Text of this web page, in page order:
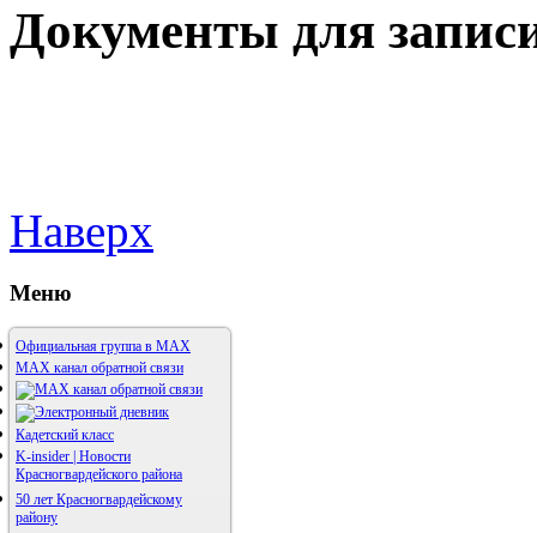
Документы для
Наверх
Меню
Официальная группа в МАХ
MAX канал обратной связи
Кадетский класс
K-insider | Новости
Красногвардейского района
50 лет Красногвардейскому
району